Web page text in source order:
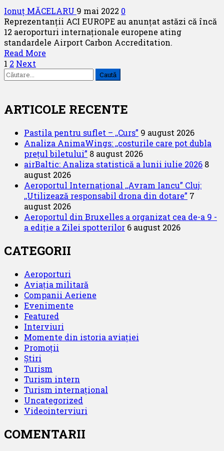
2022
Ionuț MĂCELARU 9 mai 2022 0
Reprezentanții ACI EUROPE au anunțat astăzi că încă
12 aeroporturi internaționale europene ating
standardele Airport Carbon Accreditation.
Read More
12
internaționale
europene
noi
standarde
de
reducere
a
emisiilor
de
CO2
Paginație
articole
1 2 Next
Caută
după:
ARTICOLE RECENTE
Pastila pentru suflet – ,,Curs” 9 august 2026
Analiza AnimaWings: ,,costurile care pot dubla
prețul biletului” 8 august 2026
airBaltic: Analiza statistică a lunii iulie 2026 8
august 2026
Aeroportul Internațional ,,Avram Iancu” Cluj:
,,Utilizează responsabil drona din dotare” 7
august 2026
Aeroportul din Bruxelles a organizat cea de-a 9 -
a ediție a Zilei spotterilor 6 august 2026
CATEGORII
Aeroporturi
Aviația militară
Companii Aeriene
Evenimente
Featured
Interviuri
Momente din istoria aviației
Promoții
Știri
Turism
Turism intern
Turism internațional
Uncategorized
Videointerviuri
COMENTARII